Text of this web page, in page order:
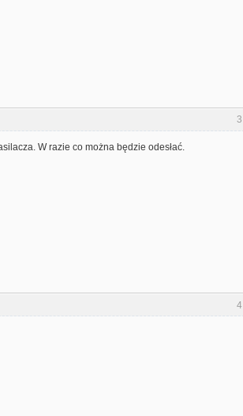
3
W razie co można będzie odesłać.
4